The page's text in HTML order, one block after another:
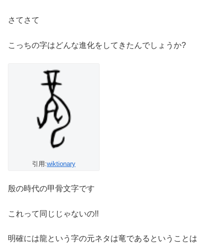
さてさて
こっちの字はどんな進化をしてきたんでしょうか?
引用:wiktionary
殷の時代の甲骨文字です
これって同じじゃないの!!
明確には龍という字の元ネタは竜であるということは